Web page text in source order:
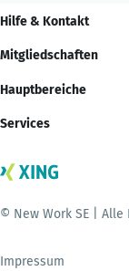
Hilfe & Kontakt
Mitgliedschaften
Hauptbereiche
Services
© New Work SE |
Impressum